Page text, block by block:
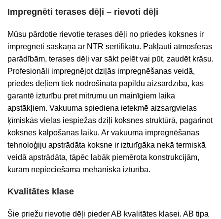
Impregnēti terases dēļi – rievoti dēļi
Mūsu pārdotie rievotie terases dēļi no priedes koksnes ir
impregnēti saskaņā ar NTR sertifikātu. Pakļauti atmosfēras
parādībām, terases dēļi var sākt pelēt vai pūt, zaudēt krāsu.
Profesionāli impregnējot dziļās impregnēšanas veidā,
priedes dēļiem tiek nodrošināta papildu aizsardzība, kas
garantē izturību pret mitrumu un mainīgiem laika
apstākļiem. Vakuuma spiediena ietekmē aizsargvielas
ķīmiskās vielas iespiežas dziļi koksnes struktūrā, pagarinot
koksnes kalpošanas laiku. Ar vakuuma impregnēšanas
tehnoloģiju apstrādāta koksne ir izturīgāka nekā termiskā
veidā apstrādāta, tāpēc labāk piemērota konstrukcijām,
kurām nepieciešama mehāniskā izturība.
Kvalitātes klase
Šie priežu rievotie dēļi pieder AB kvalitātes klasei. AB tipa